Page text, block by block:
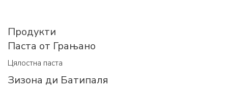
Продукти
Паста от Грањано
Цялостна паста
Зизона ди Батипаля